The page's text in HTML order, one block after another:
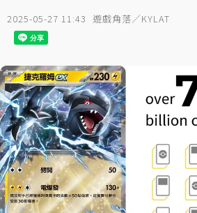
2025-05-27 11:43 遊戲角落／KYLAT